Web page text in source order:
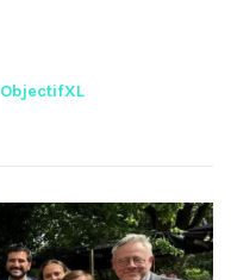
ObjectifXL